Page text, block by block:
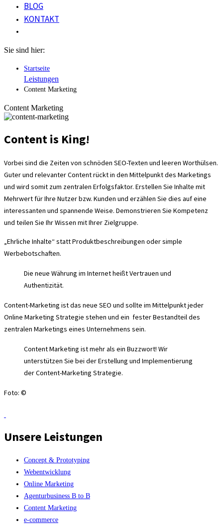
BLOG
KONTAKT
Sie sind hier:
Startseite
Leistungen
Content Marketing
Content Marketing
Content is King!
Vorbei sind die Zeiten von schnöden SEO-Texten und leeren Worthülsen.
Guter und relevanter Content rückt in den Mittelpunkt des Marketings
und wird somit zum zentralen Erfolgsfaktor. Erstellen Sie Inhalte mit
Mehrwert für Ihre Nutzer bzw. Kunden und erzählen Sie dies auf eine
interessanten und spannende Weise. Demonstrieren Sie Kompetenz
und teilen Sie Ihr Wissen mit Ihrer Zielgruppe.
„Ehrliche Inhalte“ statt Produktbeschreibungen oder simple
Werbebotschaften.
Die neue Währung im Internet heißt Vertrauen und
Authentizität.
Content-Marketing ist das neue SEO und sollte im Mittelpunkt jeder
Online Marketing Strategie stehen und ein fester Bestandteil des
zentralen Marketings eines Unternehmens sein.
Content Marketing ist mehr als ein Buzzwort! Wir
unterstützen Sie bei der Erstellung und Implementierung
der Content-Marketing Strategie.
Foto: ©
Unsere Leistungen
Concept & Prototyping
Webentwicklung
Online Marketing
Agenturbusiness B to B
Content Marketing
e-commerce